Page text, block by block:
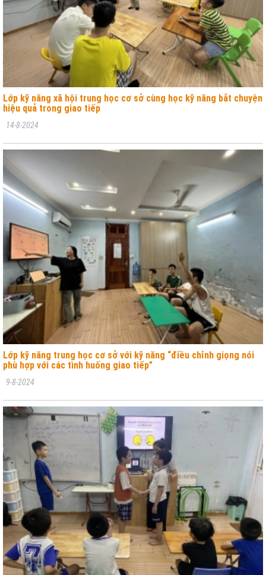
Lớp kỹ năng xã hội trung học cơ sở cùng học kỹ năng bắt chuyện
hiệu quả trong giao tiếp
14-8-2024
Lớp kỹ năng trung học cơ sở với kỹ năng “điều chỉnh giọng nói
phù hợp với các tình huống giao tiếp”
9-8-2024